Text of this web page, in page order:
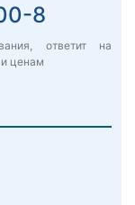
8
ответит на
ценам